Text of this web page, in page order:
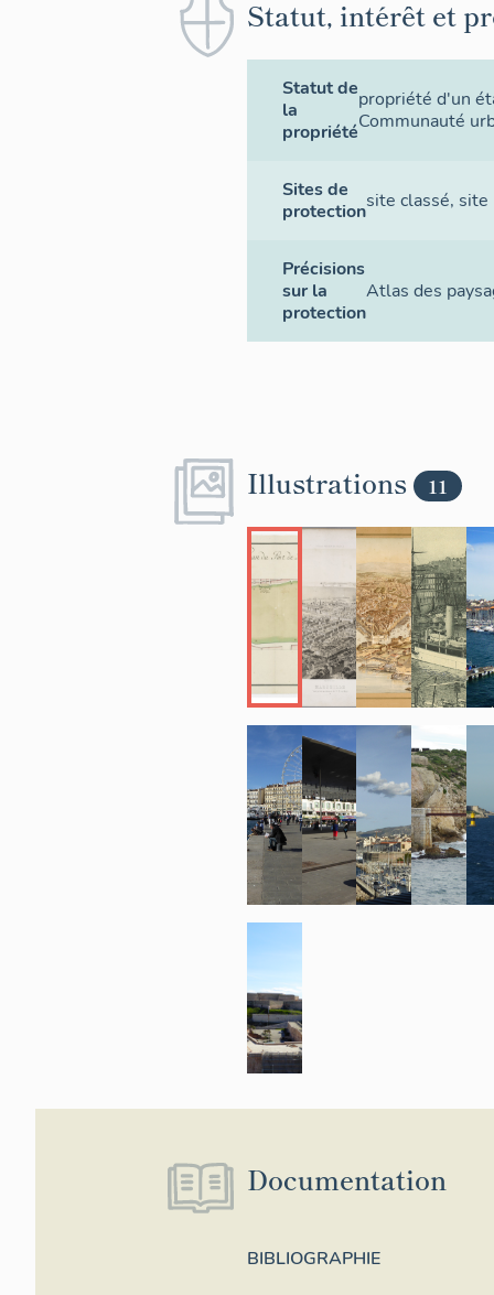
Statut, intérêt et
Statut de
la
propriété
propriété d'un
Communauté
Sites de
protectionsite classé, site
Précisions
sur la
protection
Atlas des
Illustrations 11
Documentation
BIBLIOGRAPHIE